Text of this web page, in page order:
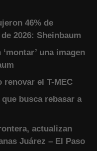
46% de
2026: Sheinbaum
una imagen
el T-MEC
busca rebasar a
actualizan
Juárez – El Paso